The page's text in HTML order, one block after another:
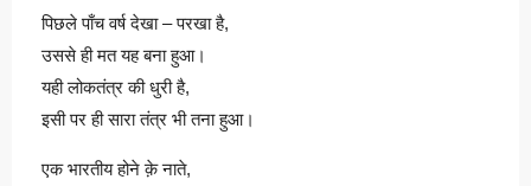
पिछले पाँच वर्ष देखा – परखा है,
उससे ही मत यह बना हुआ।
यही लोकतंत्र की धुरी है,
इसी पर ही सारा तंत्र भी तना हुआ।
एक भारतीय होने क़े नाते,